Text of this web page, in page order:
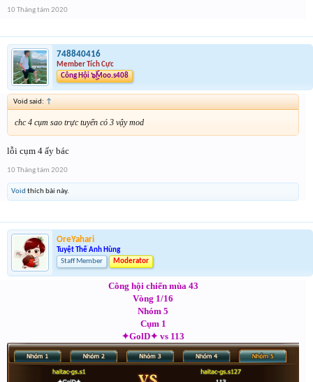
10 Tháng tám 2020
748840416
Member Tích Cực
Công Hội ๖ۣۜMoo.s408
Void said: ↑
chc 4 cụm sao trực tuyến có 3 vậy mod
lỗi cụm 4 ấy bác
10 Tháng tám 2020
Void thích bài này.
OreYahari
Tuyệt Thế Anh Hùng
Staff Member
Moderator
Công hội chiến mùa 43
Vòng 1/16
Nhóm 5
Cụm 1
✦GolD✦ vs 113